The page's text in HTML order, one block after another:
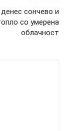
сончево и
со умерена
облачност